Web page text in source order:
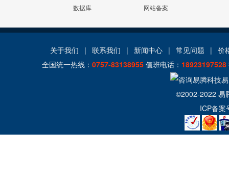
数据库
网站备案
关于我们 | 联系我们 | 新闻中心 | 常见问题 | 价
全国统一热线：0757-83138955 值班电话： 18923197528
©2002-2022易
ICP备案